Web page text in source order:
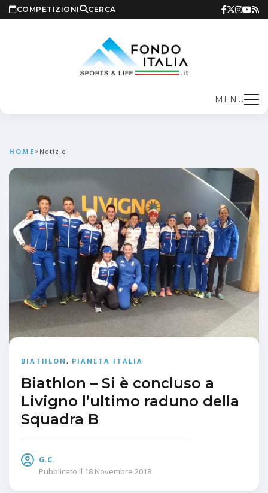
COMPETIZIONI CERCA
MENU
HOME > Notizie
BIATHLON , PIANETA ITALIA
Biathlon – Si è concluso a
Livigno l’ultimo raduno della
Squadra B
G.C.
Pubblicato il 18 Novembre 2018